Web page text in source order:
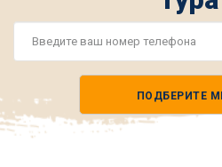
ПОДБЕРИТЕ